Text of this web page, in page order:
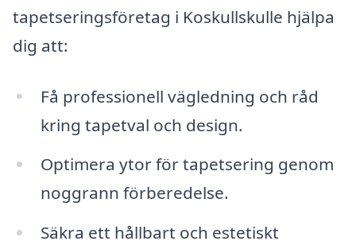
tapetseringsföretag i Koskullskulle hjälpa
dig att:
Få professionell vägledning och råd
kring tapetval och design.
Optimera ytor för tapetsering genom
noggrann förberedelse.
Säkra ett hållbart och estetiskt